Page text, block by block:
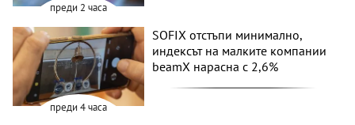
преди 2 часа
преди 4 часа
SOFIX отстъпи минимално,
индексът на малките компании
beamX нарасна с 2,6%